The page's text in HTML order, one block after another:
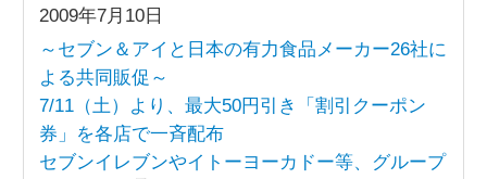
2009年7月10日
～セブン＆アイと日本の有力食品メーカー26社に
よる共同販促～
7/11（土）より、最大50円引き「割引クーポン
券」を各店で一斉配布
セブンイレブンやイトーヨーカドー等、グループ